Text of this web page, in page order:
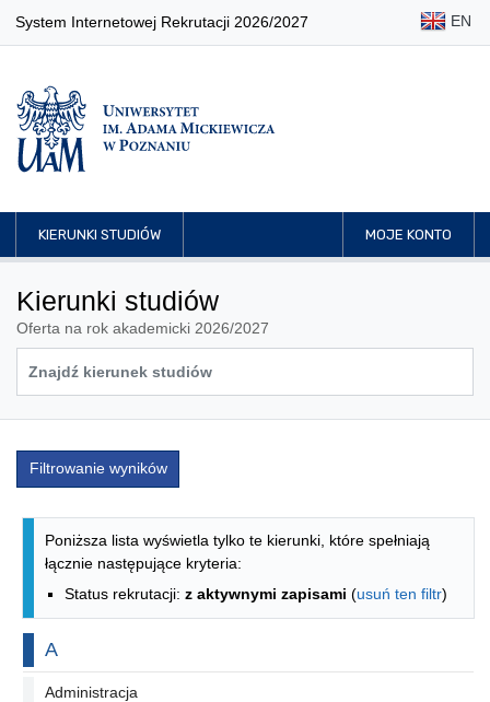
System Internetowej Rekrutacji 2026/2027 EN
KIERUNKI STUDIÓW MOJE KONTO
Kierunki studiów
Oferta na rok akademicki 2026/2027
Filtrowanie wyników
Lista kierunków - indeks alfabetyczny
Poniższa lista wyświetla tylko te kierunki, które spełniają
łącznie następujące kryteria:
Status rekrutacji: z aktywnymi zapisami (usuń ten filtr)
Na literę
A
Administracja